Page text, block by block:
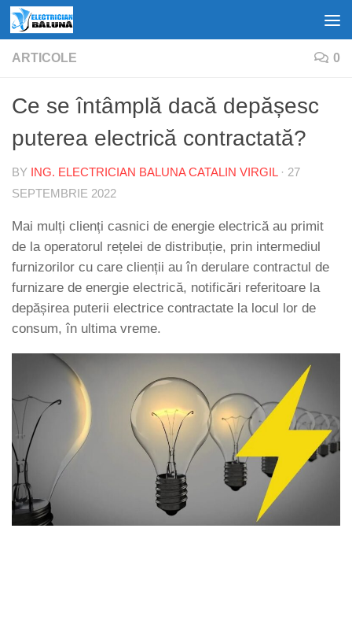
Skip to content
ARTICOLE 0
Ce se întâmplă dacă depășesc
puterea electrică contractată?
BY ING. ELECTRICIAN BALUNA CATALIN VIRGIL · 27
SEPTEMBRIE 2022
Mai mulți clienți casnici de energie electrică au primit
de la operatorul rețelei de distribuție, prin intermediul
furnizorilor cu care clienții au în derulare contractul de
furnizare de energie electrică, notificări referitoare la
depășirea puterii electrice contractate la locul lor de
consum, în ultima vreme.